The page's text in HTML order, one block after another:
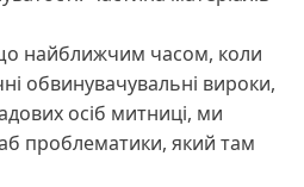
що найближчим часом, коли
обвинувачувальні вироки,
осіб митниці, ми
проблематики, який там